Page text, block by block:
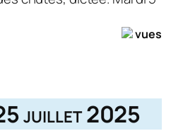
vues
juillet 2025